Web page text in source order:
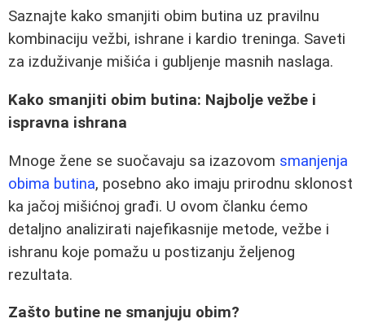
Saznajte kako smanjiti obim butina uz pravilnu
kombinaciju vežbi, ishrane i kardio treninga. Saveti
za izduživanje mišića i gubljenje masnih naslaga.
Kako smanjiti obim butina: Najbolje vežbe i
ispravna ishrana
Mnoge žene se suočavaju sa izazovom smanjenja
obima butina, posebno ako imaju prirodnu sklonost
ka jačoj mišićnoj građi. U ovom članku ćemo
detaljno analizirati najefikasnije metode, vežbe i
ishranu koje pomažu u postizanju željenog
rezultata.
Zašto butine ne smanjuju obim?